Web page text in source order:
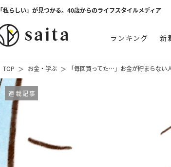
「私らしい」が見つかる。40歳からのライフスタイルメディア
ランキング 新
TOP お金・学ぶ 「毎回買ってた…」お金が貯まらない
連載記事